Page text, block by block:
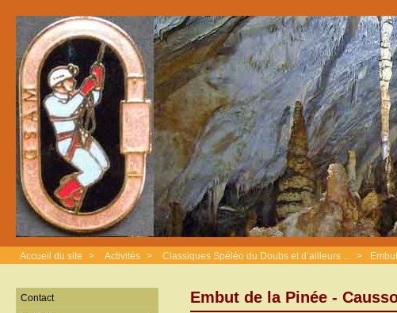
Accueil du site > Activités > Classiques Spéléo du Doubs et d’ailleurs ... >
Embut de la Pinée -
Contact